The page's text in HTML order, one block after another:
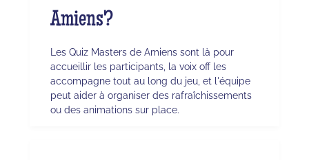
Amiens?
Les Quiz Masters de Amiens sont là pour
accueillir les participants, la voix off les
accompagne tout au long du jeu, et l'équipe
peut aider à organiser des rafraîchissements
ou des animations sur place.